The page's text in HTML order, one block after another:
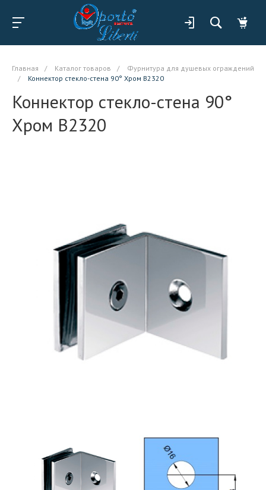
Главная / Каталог товаров /
Фурнитура для душевых ограждений
/
Коннектор стекло-стена 90° Хром B2320
Коннектор стекло-стена 90°
Хром B2320